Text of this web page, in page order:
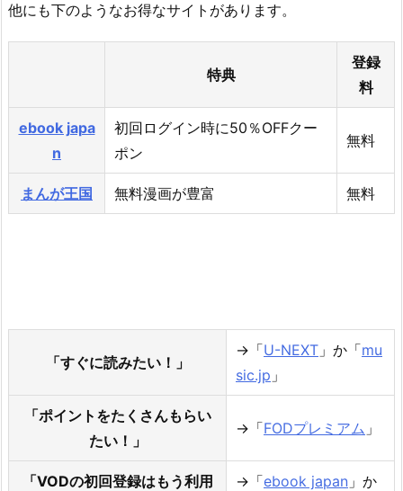
他にも下のようなお得なサイトがあります。
特典
登録
料
ebook japa
n
初回ログイン時に50％OFFクー
ポン
無料
まんが王国 無料漫画が豊富 無料
「すぐに読みたい！」
→「U-NEXT 」か「mu
sic.jp 」
「ポイントをたくさんもらい
たい！」
→「FODプレミアム 」
「VODの初回登録はもう利用
→「ebook japan 」か